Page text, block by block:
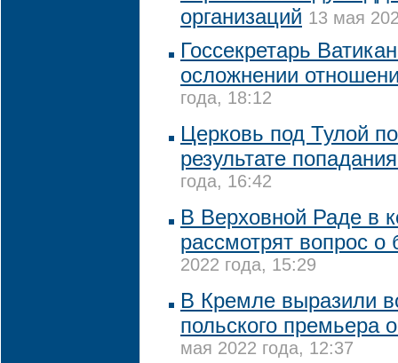
организаций 13 мая
Госсекретарь
осложнении
года, 18:12
Церковь под Тулой
результате
года, 16:42
В Верховной Раде в
рассмотрят вопрос
2022 года, 15:29
В Кремле выразили
польского премьера
мая 2022 года, 12:37